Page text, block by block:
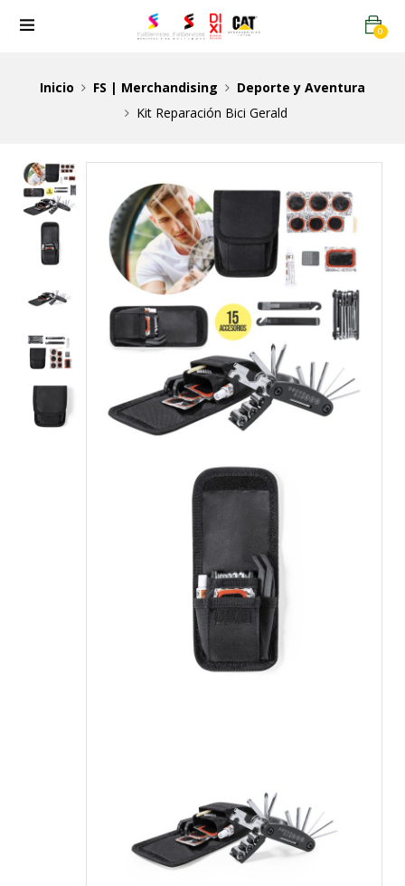
0
Inicio FS | Merchandising
Deporte y Aventura
Kit Reparación Bici Gerald